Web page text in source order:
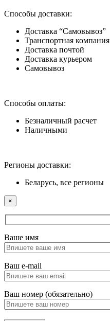
Способы доставки:
Доставка “Самовывоз”
Транспортная компания
Доставка почтой
Доставка курьером
Самовывоз
Способы оплаты:
Безналичный расчет
Наличными
Регионы доставки:
Беларусь, все регионы
×
Ваше имя
Ваш e-mail
Ваш номер (обязательно)